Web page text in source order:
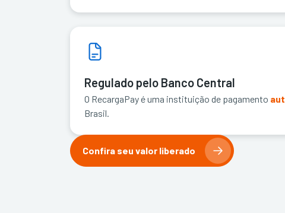
Regulado pelo Banco Central
O RecargaPay é uma instituição de pagamento
Brasil.
Confira seu valor liberado